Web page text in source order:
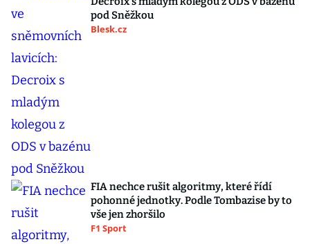
pod Sněžkou
Blesk.cz
FIA nechce rušit algoritmy, které řídí
pohonné jednotky. Podle Tombazise by to
vše jen zhoršilo
F1 Sport